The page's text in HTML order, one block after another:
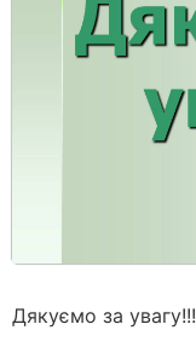
Дякуємо за увагу!!!